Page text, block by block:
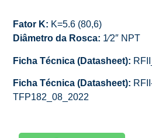
Fator K: K=5.6 (80,6)
Diâmetro da Rosca: 1⁄2″ NPT
Ficha Técnica (Datasheet):
Ficha Técnica (Datasheet):
TFP182_08_2022